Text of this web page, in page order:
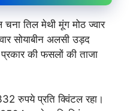
तिल मेथी मूंग मोठ ज्वार
सोयाबीन अलसी उड़द
की फसलों की ताजा
रुपये प्रति क्विंटल रहा।